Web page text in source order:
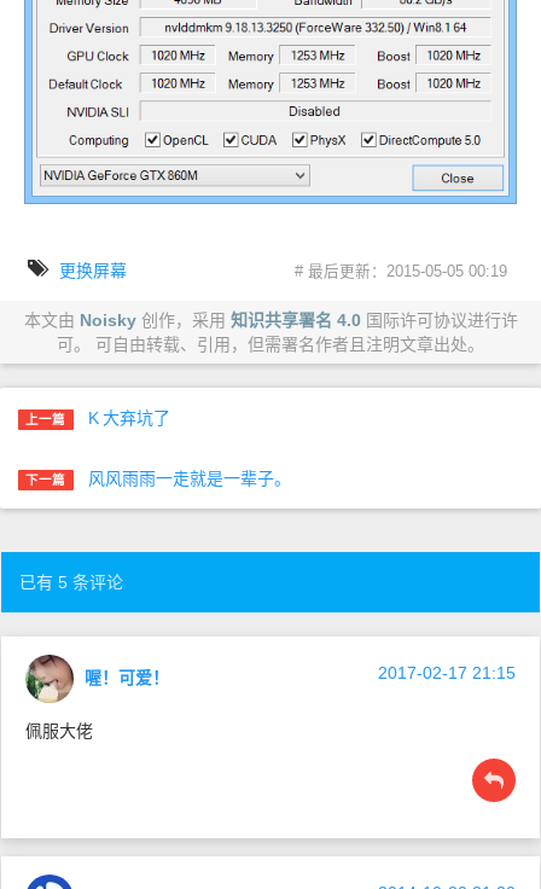
更换屏幕 # 最后更新：2015-05-05 00:19
本文由 Noisky创作，采用 知识共享署名 4.0国际许可协议进行许
可。 可自由转载、引用，但需署名作者且注明文章出处。
上一篇 K 大弃坑了
下一篇 风风雨雨一走就是一辈子。
已有 5 条评论
喔！可爱！ 2017-02-17 21:15
佩服大佬